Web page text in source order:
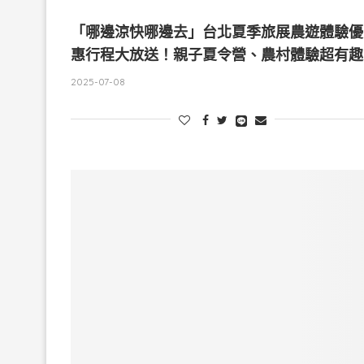
「哪邊涼快哪邊去」台北夏季旅展農遊體驗優
惠行程大放送！親子夏令營、農村體驗超有趣
2025-07-08